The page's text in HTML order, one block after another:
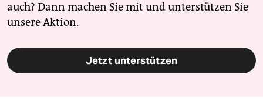
auch? Dann machen Sie mit und unterstützen Sie
unsere Aktion.
Jetzt unterstützen